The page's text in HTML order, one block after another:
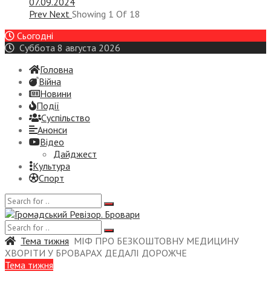
Prev Next Showing 1 Of 18
Сьогодні
Суббота 8 августа 2026
Головна
Війна
Новини
Події
Суспiльство
Анонси
Відео
Дайджест
Культура
Спорт
Тема тижня МІФ ПРО БЕЗКОШТОВНУ МЕДИЦИНУ
ХВОРІТИ У БРОВАРАХ ДЕДАЛІ ДОРОЖЧЕ
Тема тижня